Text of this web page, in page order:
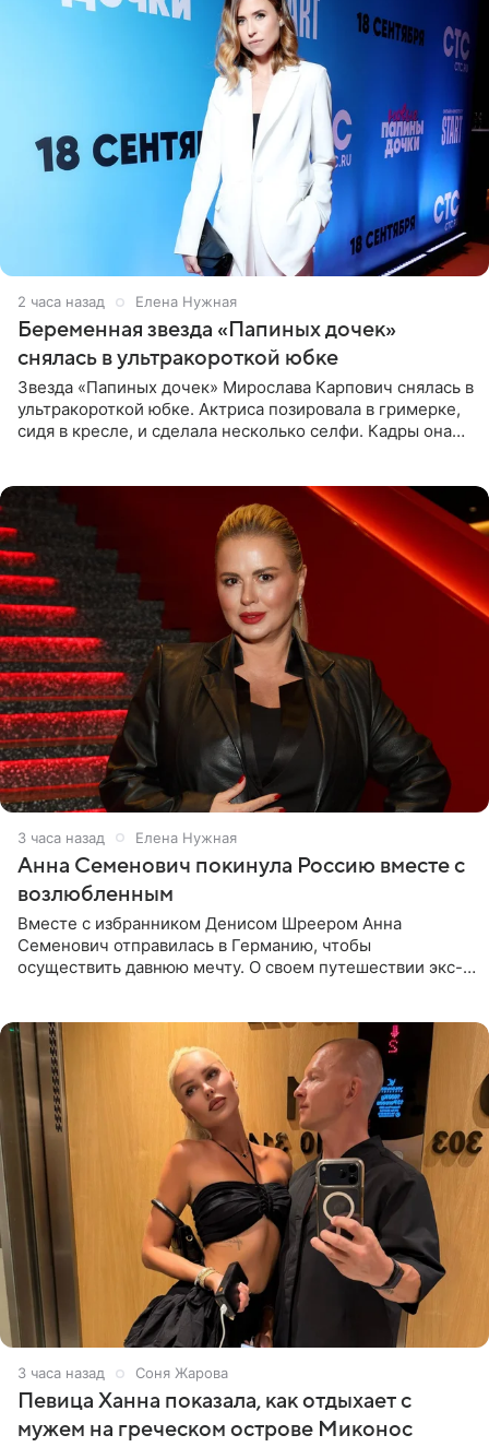
2 часа назад Елена Нужная
Беременная звезда «Папиных дочек»
снялась в ультракороткой юбке
Звезда «Папиных дочек» Мирослава Карпович снялась в
ультракороткой юбке. Актриса позировала в гримерке,
сидя в кресле, и сделала несколько селфи. Кадры она
3 часа назад Елена Нужная
Анна Семенович покинула Россию вместе с
возлюбленным
Вместе с избранником Денисом Шреером Анна
Семенович отправилась в Германию, чтобы
осуществить давнюю мечту. О своем путешествии экс-
3 часа назад Соня Жарова
Певица Ханна показала, как отдыхает с
мужем на греческом острове Миконос